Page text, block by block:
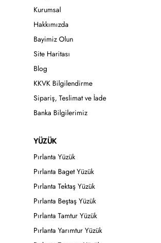
Kurumsal
Hakkımızda
Bayimiz Olun
Site Haritası
Blog
KKVK Bilgilendirme
Sipariş, Teslimat ve İade
Banka Bilgilerimiz
YÜZÜK
Pırlanta Yüzük
Pırlanta Baget Yüzük
Pırlanta Tektaş Yüzük
Pırlanta Beştaş Yüzük
Pırlanta Tamtur Yüzük
Pırlanta Yarımtur Yüzük